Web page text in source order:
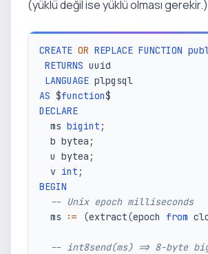
(yüklü değil ise yüklü olması gerekir.)
CREATE OR REPLACE FUNCTION
RETURNS uuid
LANGUAGE
AS $function
DECLARE
  ms
bigint ;
  b bytea
;
  u bytea
;
  v
int ;
BEGIN
-- Unix epoch milliseconds
  ms :
= (extract(epoch from
-- int8send(ms) => 8-byte